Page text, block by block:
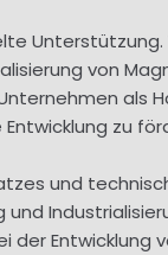
von
als
zu
und
und
Entwicklung